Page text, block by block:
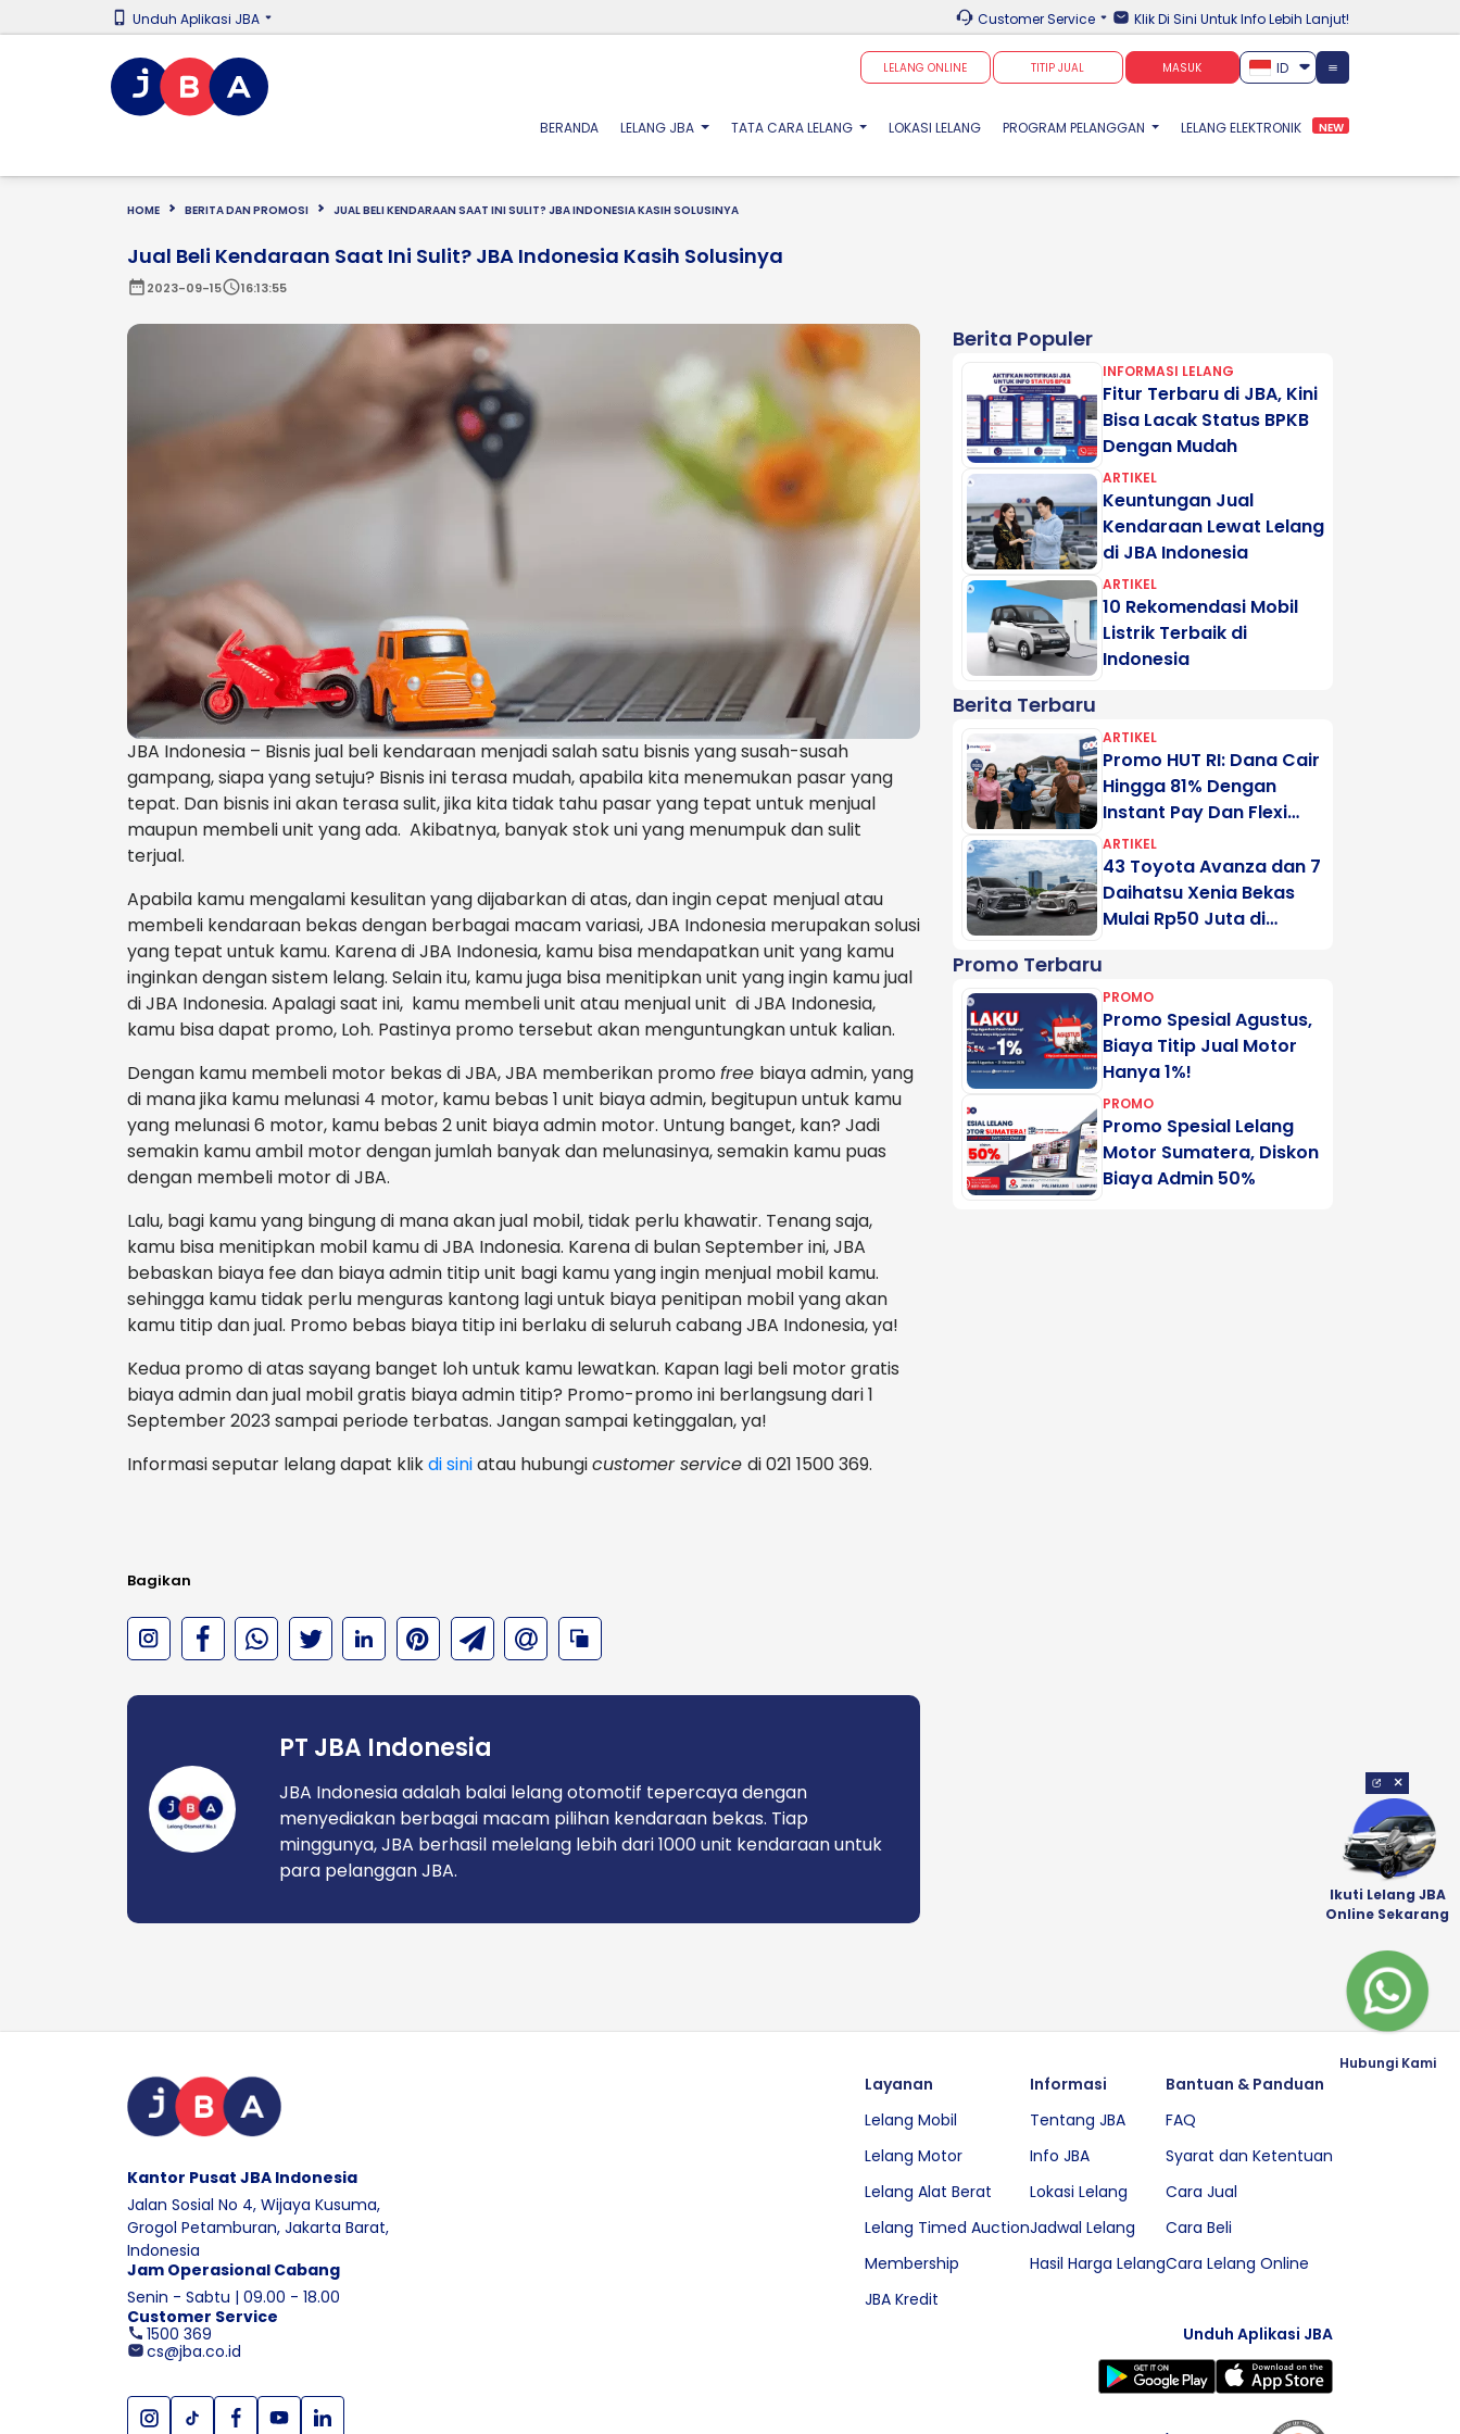
Unduh Aplikasi JBA Customer Service Klik Di Sini Untuk Info Lebih Lanjut!
LELANG ONLINE TITIP JUAL MASUK ID
BERANDA(CURRENT)
LELANG JBA TATA CARA LELANG LOKASI LELANG PROGRAM PELANGGAN LELANG ELEKTRONIK NEW
HOME BERITA DAN PROMOSI JUAL BELI KENDARAAN SAAT INI SULIT? JBA INDONESIA KASIH SOLUSINYA
Jual Beli Kendaraan Saat Ini Sulit? JBA Indonesia Kasih Solusinya
date_range2023-09-15schedule16:13:55
JBA Indonesia – Bisnis jual beli kendaraan menjadi salah satu bisnis yang susah-susah
gampang, siapa yang setuju? Bisnis ini terasa mudah, apabila kita menemukan pasar yang
tepat. Dan bisnis ini akan terasa sulit, jika kita tidak tahu pasar yang tepat untuk menjual
maupun membeli unit yang ada. Akibatnya, banyak stok uni yang menumpuk dan sulit
terjual.
Apabila kamu mengalami kesulitan yang dijabarkan di atas, dan ingin cepat menjual atau
membeli kendaraan bekas dengan berbagai macam variasi, JBA Indonesia merupakan solusi
yang tepat untuk kamu. Karena di JBA Indonesia, kamu bisa mendapatkan unit yang kamu
inginkan dengan sistem lelang. Selain itu, kamu juga bisa menitipkan unit yang ingin kamu jual
di JBA Indonesia. Apalagi saat ini, kamu membeli unit atau menjual unit di JBA Indonesia,
kamu bisa dapat promo, Loh. Pastinya promo tersebut akan menguntungkan untuk kalian.
Dengan kamu membeli motor bekas di JBA, JBA memberikan promo free biaya admin, yang
di mana jika kamu melunasi 4 motor, kamu bebas 1 unit biaya admin, begitupun untuk kamu
yang melunasi 6 motor, kamu bebas 2 unit biaya admin motor. Untung banget, kan? Jadi
semakin kamu ambil motor dengan jumlah banyak dan melunasinya, semakin kamu puas
dengan membeli motor di JBA.
Lalu, bagi kamu yang bingung di mana akan jual mobil, tidak perlu khawatir. Tenang saja,
kamu bisa menitipkan mobil kamu di JBA Indonesia. Karena di bulan September ini, JBA
bebaskan biaya fee dan biaya admin titip unit bagi kamu yang ingin menjual mobil kamu.
sehingga kamu tidak perlu menguras kantong lagi untuk biaya penitipan mobil yang akan
kamu titip dan jual. Promo bebas biaya titip ini berlaku di seluruh cabang JBA Indonesia, ya!
Kedua promo di atas sayang banget loh untuk kamu lewatkan. Kapan lagi beli motor gratis
biaya admin dan jual mobil gratis biaya admin titip? Promo-promo ini berlangsung dari 1
September 2023 sampai periode terbatas. Jangan sampai ketinggalan, ya!
Informasi seputar lelang dapat klikdi siniatau hubungicustomer service di 021 1500 369.
Bagikan
PT JBA Indonesia
JBA Indonesia adalah balai lelang otomotif tepercaya dengan
menyediakan berbagai macam pilihan kendaraan bekas. Tiap
minggunya, JBA berhasil melelang lebih dari 1000 unit kendaraan untuk
para pelanggan JBA.
Berita Populer
INFORMASI LELANG
Fitur Terbaru di JBA, Kini
Bisa Lacak Status BPKB
Dengan Mudah
ARTIKEL
Keuntungan Jual
Kendaraan Lewat Lelang
di JBA Indonesia
ARTIKEL
10 Rekomendasi Mobil
Listrik Terbaik di
Indonesia
Berita Terbaru
ARTIKEL
Promo HUT RI: Dana Cair
Hingga 81% Dengan
Instant Pay Dan Flexi
Pay Motogadai
ARTIKEL
43 Toyota Avanza dan 7
Daihatsu Xenia Bekas
Mulai Rp50 Juta di
Promo Terbaru
PROMO
Promo Spesial Agustus,
Biaya Titip Jual Motor
Hanya 1%!
PROMO
Promo Spesial Lelang
Motor Sumatera, Diskon
Biaya Admin 50%
Kantor Pusat JBA Indonesia
Jalan Sosial No 4, Wijaya Kusuma,
Grogol Petamburan, Jakarta Barat,
Indonesia
Jam Operasional Cabang
Senin - Sabtu | 09.00 - 18.00
Customer Service
1500 369
cs@jba.co.id
Layanan
Lelang Mobil
Lelang Motor
Lelang Alat Berat
Lelang Timed Auction
Membership
JBA Kredit
Informasi
Tentang JBA
Info JBA
Lokasi Lelang
Jadwal Lelang
Hasil Harga Lelang
Bantuan & Panduan
FAQ
Syarat dan Ketentuan
Cara Jual
Cara Beli
Cara Lelang Online
Unduh Aplikasi JBA
×
Ikuti Lelang JBA
Online Sekarang
Hubungi Kami